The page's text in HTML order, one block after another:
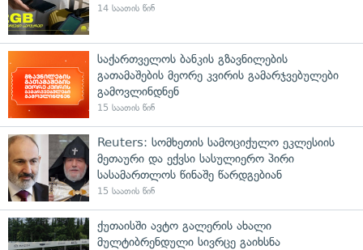
14 საათის წინ
საქართველოს ბანკის გზავნილების
გათამაშების მეორე კვირის გამარჯვებულები
გამოვლინდნენ
15 საათის წინ
Reuters: სომხეთის სამოციქულო ეკლესიის
მეთაური და ექვსი სასულიერო პირი
სასამართლოს წინაშე წარდგებიან
15 საათის წინ
ქუთაისში ავტო გალერის ახალი
მულტიბრენდული სივრცე გაიხსნა